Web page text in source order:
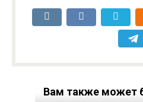
Вам также может